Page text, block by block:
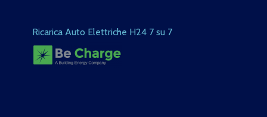
Ricarica Auto Elettriche H24 7 su 7